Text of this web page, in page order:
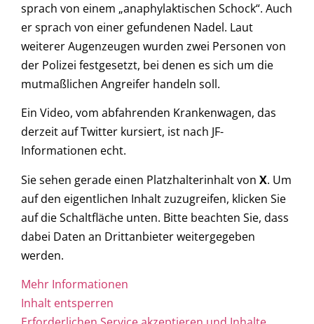
sprach von einem „anaphylaktischen Schock“. Auch
er sprach von einer gefundenen Nadel. Laut
weiterer Augenzeugen wurden zwei Personen von
der Polizei festgesetzt, bei denen es sich um die
mutmaßlichen Angreifer handeln soll.
Ein Video, vom abfahrenden Krankenwagen, das
derzeit auf Twitter kursiert, ist nach JF-
Informationen echt.
Sie sehen gerade einen Platzhalterinhalt von X. Um
auf den eigentlichen Inhalt zuzugreifen, klicken Sie
auf die Schaltfläche unten. Bitte beachten Sie, dass
dabei Daten an Drittanbieter weitergegeben
werden.
Mehr Informationen
Inhalt entsperren